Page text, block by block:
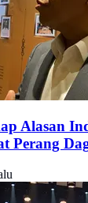
Alasan
Perang